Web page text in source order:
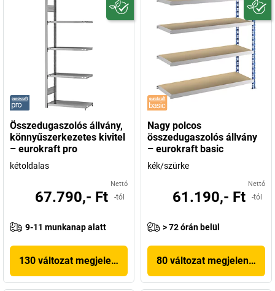
Összedugaszolós állvány,
könnyűszerkezetes kivitel
– eurokraft pro
kétoldalas
Nettó
67.790,- Ft -tól
9-11 munkanap alatt
130 változat megjelenítése
Nagy polcos
összedugaszolós állvány
– eurokraft basic
kék/szürke
Nettó
61.190,- Ft -tól
> 72 órán belül
80 változat megjelenítése